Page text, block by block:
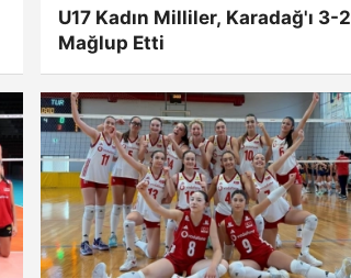
U17 Kadın Milliler, Karadağ'ı 3-2
Mağlup Etti